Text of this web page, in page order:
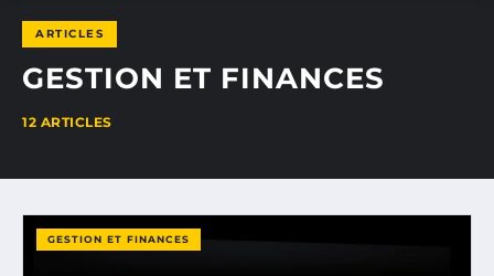
ARTICLES
GESTION ET FINANCES
12 ARTICLES
GESTION ET FINANCES